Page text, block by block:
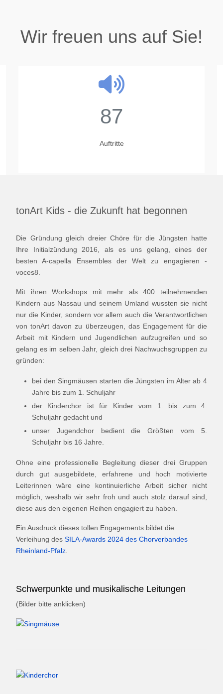
Wir freuen uns auf Sie!
87
Auftritte
tonArt Kids - die Zukunft hat begonnen
Die Gründung gleich dreier Chöre für die Jüngsten hatte
Ihre Initialzündung 2016, als es uns gelang, eines der
besten A-capella Ensembles der Welt zu engagieren -
voces8.
Mit ihren Workshops mit mehr als 400 teilnehmenden
Kindern aus Nassau und seinem Umland wussten sie nicht
nur die Kinder, sondern vor allem auch die Verantwortlichen
von tonArt davon zu überzeugen, das Engagement für die
Arbeit mit Kindern und Jugendlichen aufzugreifen und so
gelang es im selben Jahr, gleich drei Nachwuchsgruppen zu
gründen:
bei den Singmäusen starten die Jüngsten im Alter ab 4
Jahre bis zum 1. Schuljahr
der Kinderchor ist für Kinder vom 1. bis zum 4.
Schuljahr gedacht und
unser Jugendchor bedient die Größten vom 5.
Schuljahr bis 16 Jahre.
Ohne eine professionelle Begleitung dieser drei Gruppen
durch gut ausgebildete, erfahrene und hoch motivierte
Leiterinnen wäre eine kontinuierliche Arbeit sicher nicht
möglich, weshalb wir sehr froh und auch stolz darauf sind,
diese aus den eigenen Reihen engagiert zu haben.
Ein Ausdruck dieses tollen Engagements bildet die
Verleihung des SILA-Awards 2024 des Chorverbandes
Rheinland-Pfalz
Schwerpunkte und musikalische Leitungen
(Bilder bitte anklicken)